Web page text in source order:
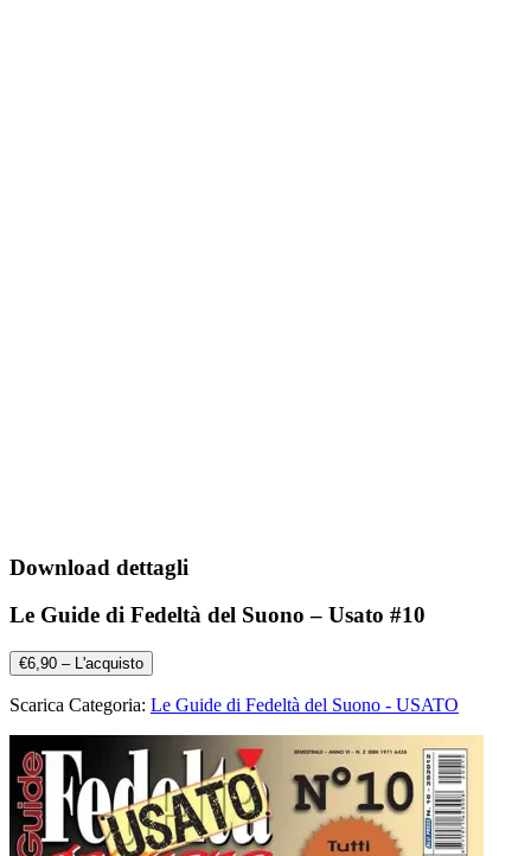
Download dettagli
Le Guide di Fedeltà del Suono – Usato #10
€6,90 – L'acquisto
Scarica Categoria: Le Guide di Fedeltà del Suono - USATO